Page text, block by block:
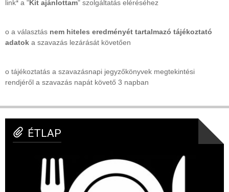
link* a "Kit ajánlottam" szolgáltatás eléréséhez
o a választás nem hiteles eredményét tartalmazó tájékoztató
adatok a szavazás lezárását követően
o tájékoztatás a szavazásnapi jegyzőkönyvek megtekintési
rendjéről a szavazás napát követő 3 napban
ÉTLAP